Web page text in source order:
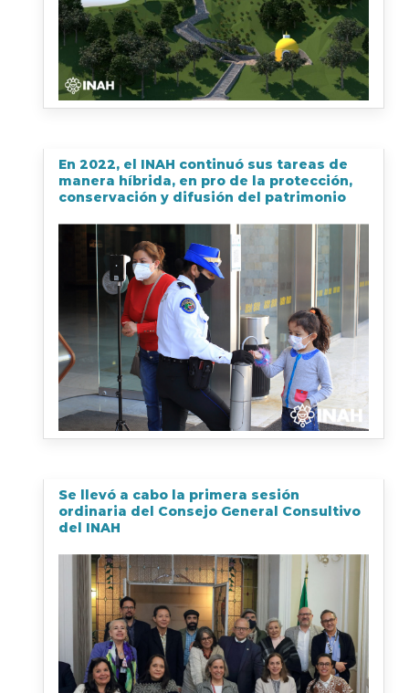
En 2022, el INAH continuó sus tareas de
manera híbrida, en pro de la protección,
conservación y difusión del patrimonio
Se llevó a cabo la primera sesión
ordinaria del Consejo General Consultivo
del INAH